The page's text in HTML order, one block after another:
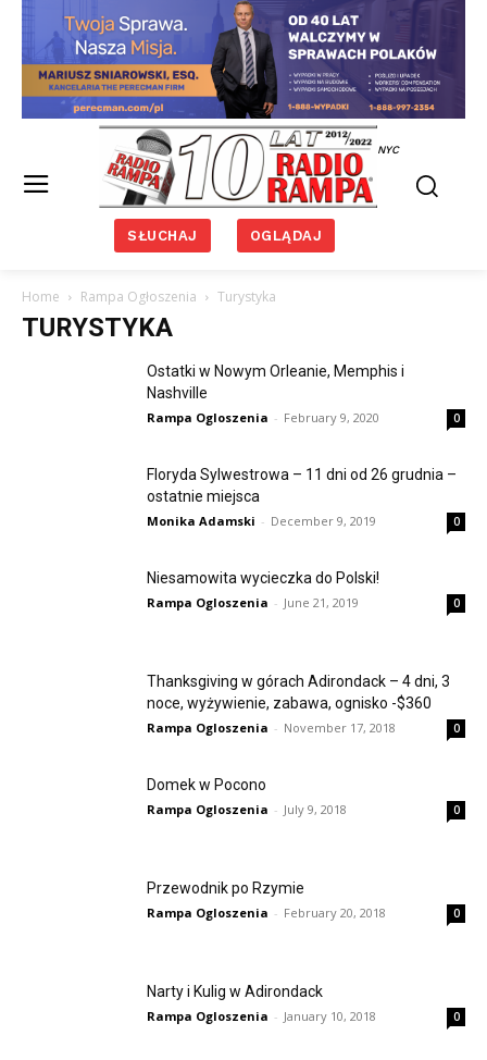
NYC
SŁUCHAJ OGLĄDAJ
Home Rampa Ogłoszenia Turystyka
TURYSTYKA
Ostatki w Nowym Orleanie, Memphis i
Nashville
Rampa Ogloszenia - February 9, 2020 0
Floryda Sylwestrowa – 11 dni od 26 grudnia –
ostatnie miejsca
Monika Adamski - December 9, 2019 0
Niesamowita wycieczka do Polski!
Rampa Ogloszenia - June 21, 2019 0
Thanksgiving w górach Adirondack – 4 dni, 3
noce, wyżywienie, zabawa, ognisko -$360
Rampa Ogloszenia - November 17, 2018 0
Domek w Pocono
Rampa Ogloszenia - July 9, 2018 0
Przewodnik po Rzymie
Rampa Ogloszenia - February 20, 2018 0
Narty i Kulig w Adirondack
Rampa Ogloszenia - January 10, 2018 0